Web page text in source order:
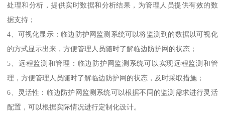
处理和分析，提供实时数据和分析结果，为管理人员提供有效的数
据支持；
4、可视化显示：临边防护网监测系统可以将监测到的数据以可视化
的方式显示出来，方便管理人员随时了解临边防护网的状态；
5、远程监测和管理：临边防护网监测系统可以实现远程监测和管
理，方便管理人员随时了解临边防护网的状态，及时采取措施；
6、灵活性：临边防护网监测系统可以根据不同的监测需求进行灵活
配置，可以根据实际情况进行定制化设计。